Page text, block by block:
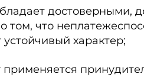
достоверными,
том, что
характер;
применяется